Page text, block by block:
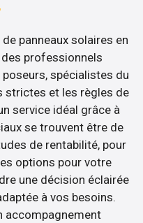
panneaux solaires en
professionnels
spécialistes du
strictes et les règles de
service idéal grâce à
se trouvent être de
de rentabilité, pour
options pour votre
une décision éclairée
à vos besoins.
accompagnement